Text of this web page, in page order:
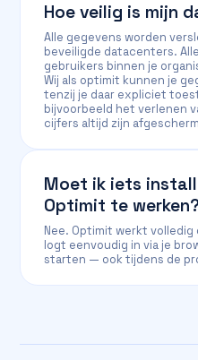
Hoe veilig is mijn
Alle gegevens worden
beveiligde datacenters.
gebruikers binnen je
Wij als optimit kunnen je
tenzij je daar expliciet
bijvoorbeeld het verlenen
cijfers altijd zijn
Moet ik iets
Optimit te
Nee. Optimit werkt
logt eenvoudig in via je
starten — ook tijdens de